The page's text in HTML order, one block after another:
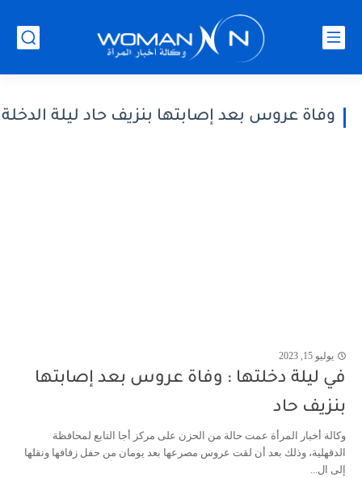
وفاة عروس بعد إصابتها بنزيف حاد ليلة الدخلة
يوليو 15, 2023
في ليلة دخلتها : وفاة عروس بعد إصابتها
بنزيف حاد
وكالة أخبار المرأة عمت حالة من الحزن على مركز أجا التابع لمحافظة
الدقهلية، وذلك بعد أن لقت عروس مصرعها بعد يومان من حفل زفافها ونقلها
إلى ال...